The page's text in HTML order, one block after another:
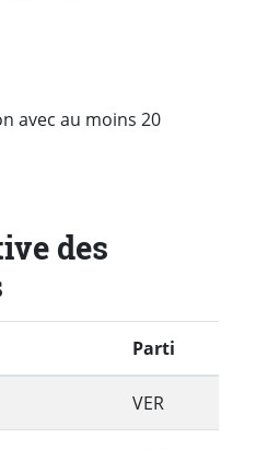
avec au moins 20
des
Parti
VER